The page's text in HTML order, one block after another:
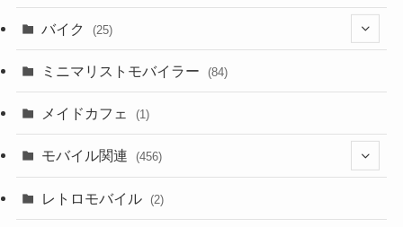
(18)
(2)
(10)
(18)
バイク (25)
(8)
(23)
ミニマリストモバイラー (84)
メイドカフェ (1)
モバイル関連 (456)
レトロモバイル (2)